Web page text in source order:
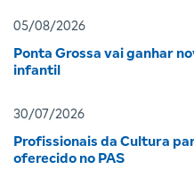
05/08/2026
Ponta Grossa vai ganhar
infantil
30/07/2026
Profissionais da Cultura
oferecido no PAS